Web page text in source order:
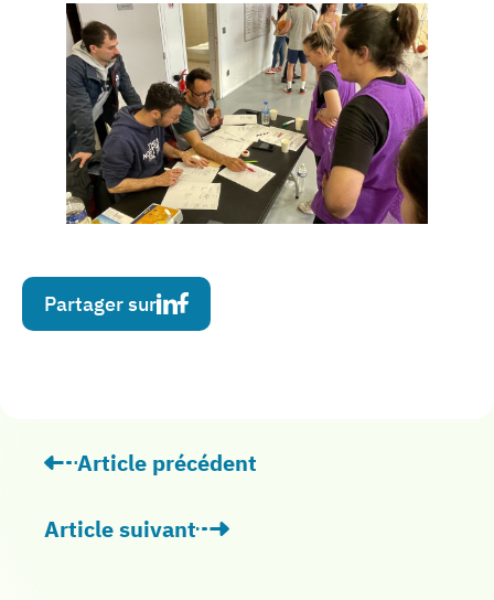
Partager sur
Article précédent
: Visite officielle de Mr Didier Jaffre,
Article suivant
: Index d’égalité femmes-hommes à la